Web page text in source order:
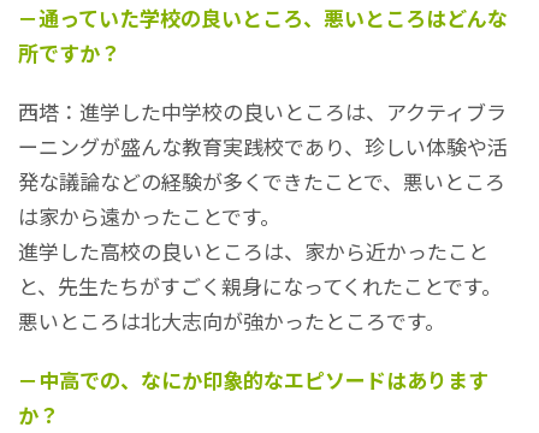
－通っていた学校の良いところ、悪いところはどんな
所ですか？
西塔：進学した中学校の良いところは、アクティブラ
ーニングが盛んな教育実践校であり、珍しい体験や活
発な議論などの経験が多くできたことで、悪いところ
は家から遠かったことです。
進学した高校の良いところは、家から近かったこと
と、先生たちがすごく親身になってくれたことです。
悪いところは北大志向が強かったところです。
－中高での、なにか印象的なエピソードはあります
か？